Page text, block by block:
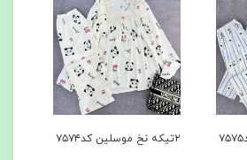
۲تیکه نخ موسلین کد۷۵۷۴